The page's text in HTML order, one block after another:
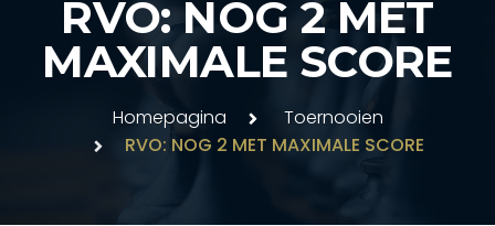
RVO: NOG 2 MET
MAXIMALE SCORE
Homepagina
Toernooien
RVO: NOG 2 MET MAXIMALE SCORE